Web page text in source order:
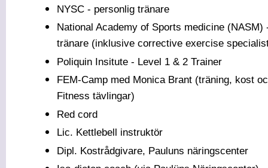
NYSC - personlig tränare
National Academy of Sports medicine (NASM)
tränare (inklusive corrective exercise
Poliquin Insitute - Level 1 & 2 Trainer
FEM-Camp med Monica Brant (träning, kost
Fitness tävlingar)
Red cord
Lic. Kettlebell instruktör
Dipl. Kostrådgivare, Pauluns näringscenter